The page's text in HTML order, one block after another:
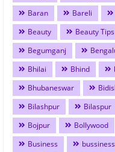
Baran
Bareli
Beauty
Beauty Tips
Begumganj
Bhilai
Bhind
Bhubaneswar
Bilashpur
Bilaspur
Bojpur
Bollywood
Business
bussiness